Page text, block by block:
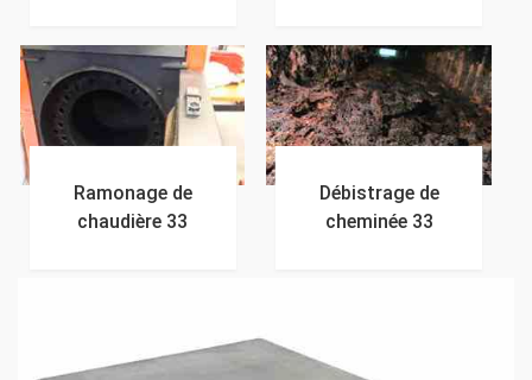
Ramonage de
chaudière 33
Débistrage de
cheminée 33